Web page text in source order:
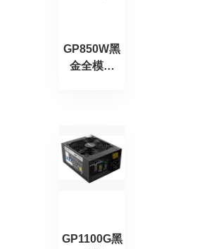
GP850W黑
金全模版
GP1100G黑